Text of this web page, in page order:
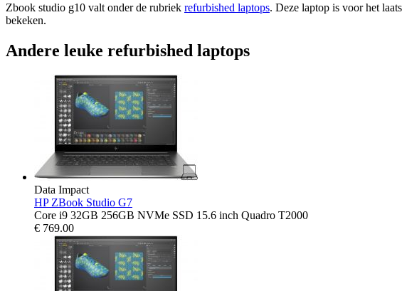
Zbook studio g10 valt onder de rubriek refurbished laptops. Deze laptop is voor het
bekeken.
Andere leuke refurbished laptops
Data Impact
HP ZBook Studio G7
Core i9 32GB 256GB NVMe SSD 15.6 inch Quadro T2000
€ 769.00